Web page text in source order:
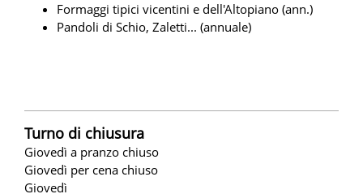
Formaggi tipici vicentini e dell'Altopiano (ann.)
Pandoli di Schio, Zaletti... (annuale)
Turno di chiusura
Giovedì a pranzo chiuso
Giovedì per cena chiuso
Giovedì